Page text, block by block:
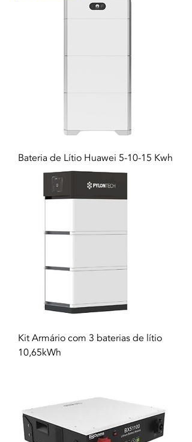
Bateria de Lítio Huawei 5-10-15 Kwh
Kit Armário com 3 baterias de lítio
10,65kWh